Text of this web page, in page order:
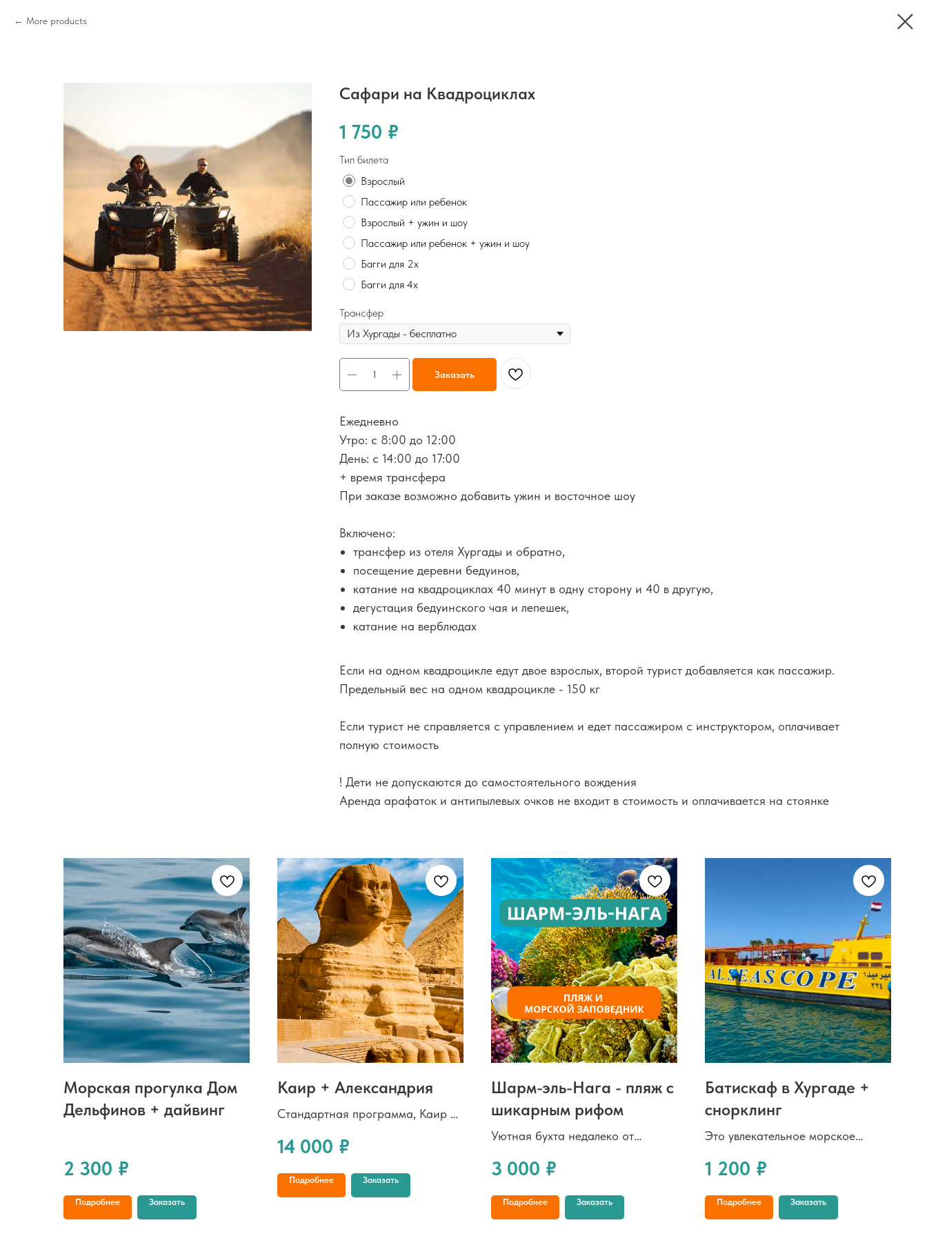
More products
Сафари на Квадроциклах
1 750 ₽
Тип билета
Взрослый
Пассажир или ребенок
Взрослый + ужин и шоу
Пассажир или ребенок + ужин и шоу
Багги для 2х
Багги для 4х
Трансфер
Заказать
Ежедневно
Утро: с 8:00 до 12:00
День: с 14:00 до 17:00
+ время трансфера
При заказе возможно добавить ужин и восточное шоу
Включено:
трансфер из отеля Хургады и обратно,
посещение деревни бедуинов,
катание на квадроциклах 40 минут в одну сторону и 40 в другую,
дегустация бедуинского чая и лепешек,
катание на верблюдах
Если на одном квадроцикле едут двое взрослых, второй турист добавляется как пассажир.
Предельный вес на одном квадроцикле - 150 кг
Если турист не справляется с управлением и едет пассажиром с инструктором, оплачивает
полную стоимость
! Дети не допускаются до самостоятельного вождения
Аренда арафаток и антипылевых очков не входит в стоимость и оплачивается на стоянке
Морская прогулка Дом
Дельфинов + дайвинг
2 300 ₽
Подробнее Заказать
Каир + Александрия
Стандартная программа, Каир +
отеле Каира включено в
стоимость
14 000 ₽
Подробнее Заказать
Шарм-эль-Нага - пляж с
шикарным рифом
Уютная бухта недалеко от
и красочными рифами прямо у
берега. Здесь можно поплавать с
маской, увидеть черепах и
3 000 ₽
Подробнее Заказать
Батискаф в Хургаде +
снорклинг
Это увлекательное морское
познакомиться с подводным
миром Красного моря, не
погружаясь в воду.
1 200 ₽
Подробнее Заказать